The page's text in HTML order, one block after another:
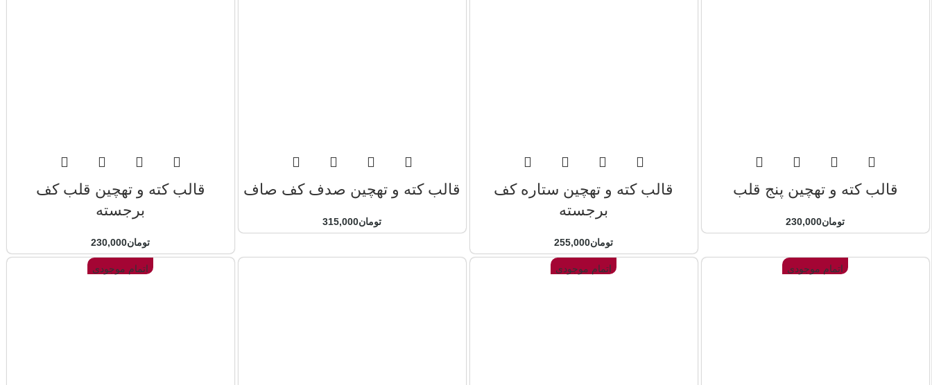
قالب کته و تهچین پنج قلب
تومان230,000
قالب کته و تهچین ستاره کف
برجسته
تومان255,000
قالب کته و تهچین صدف کف صاف
تومان315,000
قالب کته و تهچین قلب کف
برجسته
تومان230,000
اتمام موجودی اتمام موجودی اتمام موجودی